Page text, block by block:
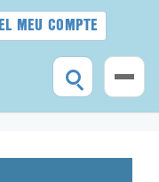
EL MEU COMPTE